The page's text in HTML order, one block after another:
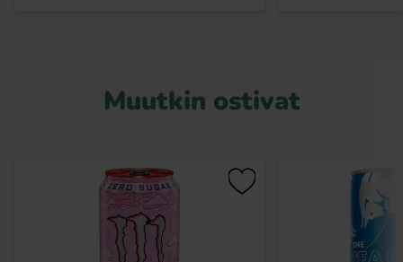
Muutkin ostivat